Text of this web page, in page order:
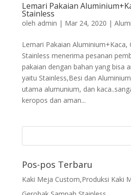
Lemari Pakaian
Stainless
oleh admin | Mar 24, 2020 |
Lemari Pakaian Aluminium+Kaca,
Stainless menerima pesanan
pakaian dengan bahan yang bisa
yaitu Stainless,Besi dan
utama alumunium, dan
keropos dan aman...
Pos-pos Terbaru
Kaki Meja Custom,Produksi Kaki